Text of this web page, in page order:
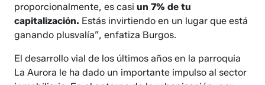
proporcionalmente, es casiun 7% de tu
capitalización. Estás invirtiendo en un lugar que está
ganando plusvalía”, enfatiza Burgos.
El desarrollo vial de los últimos años en la parroquia
La Aurora le ha dado un importante impulso al sector